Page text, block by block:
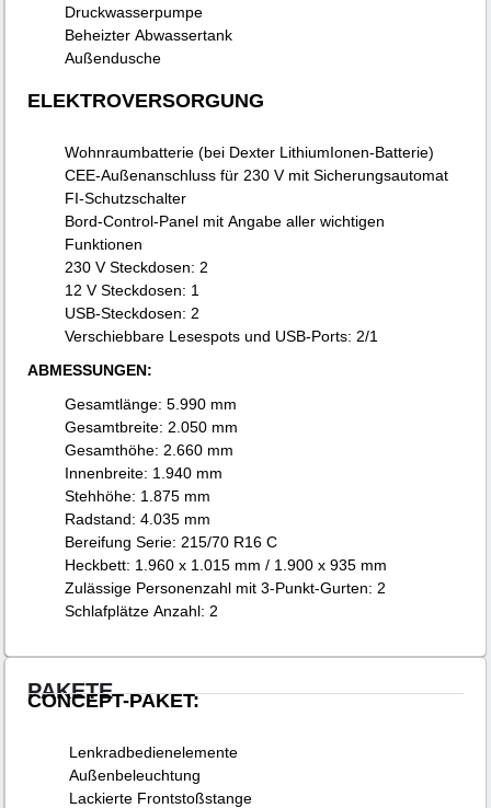
Druckwasserpumpe
Beheizter Abwassertank
Außendusche
ELEKTROVERSORGUNG
Wohnraumbatterie (bei Dexter LithiumIonen-Batterie)
CEE-Außenanschluss für 230 V mit Sicherungsautomat
FI-Schutzschalter
Bord-Control-Panel mit Angabe aller wichtigen
Funktionen
230 V Steckdosen: 2
12 V Steckdosen: 1
USB-Steckdosen: 2
Verschiebbare Lesespots und USB-Ports: 2/1
ABMESSUNGEN:
Gesamtlänge: 5.990 mm
Gesamtbreite: 2.050 mm
Gesamthöhe: 2.660 mm
Innenbreite: 1.940 mm
Stehhöhe: 1.875 mm
Radstand: 4.035 mm
Bereifung Serie: 215/70 R16 C
Heckbett: 1.960 x 1.015 mm / 1.900 x 935 mm
Zulässige Personenzahl mit 3-Punkt-Gurten: 2
Schlafplätze Anzahl: 2
PAKETE
CONCEPT-PAKET:
Lenkradbedienelemente
Außenbeleuchtung
Lackierte Frontstoßstange